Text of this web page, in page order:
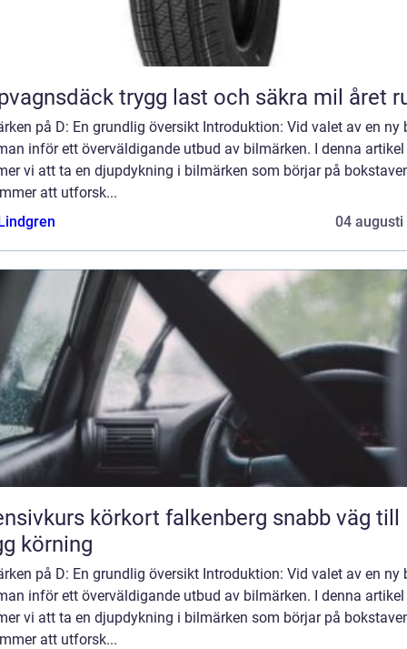
Släpvagnsdäck trygg last och säkra mil året
på D: En grundlig översikt Introduktion: Vid valet av en ny
inför ett överväldigande utbud av bilmärken. I denna artikel
vi att ta en djupdykning i bilmärken som börjar på
att utforsk...
04 augusti
körkort falkenberg snabb väg till
körning
på D: En grundlig översikt Introduktion: Vid valet av en ny
inför ett överväldigande utbud av bilmärken. I denna artikel
vi att ta en djupdykning i bilmärken som börjar på
att utforsk...